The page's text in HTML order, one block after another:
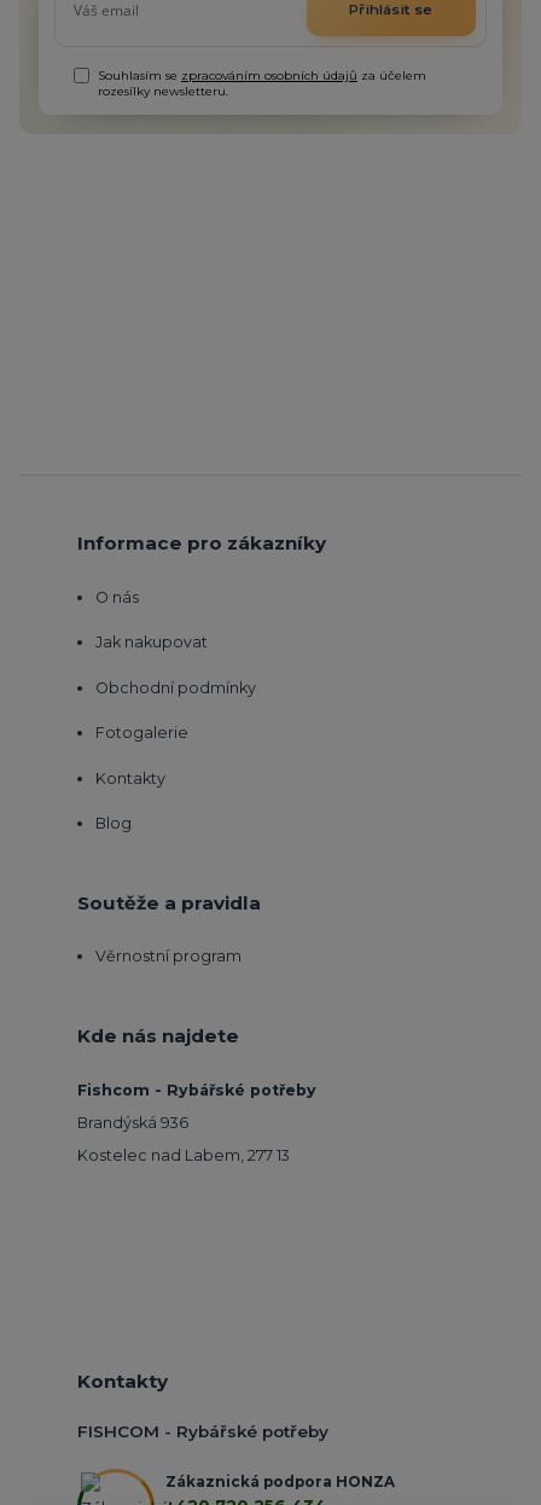
Přihlásit se
Souhlasím se zpracováním osobních údajů za účelem
rozesílky newsletteru.
Informace pro zákazníky
O nás
Jak nakupovat
Obchodní podmínky
Fotogalerie
Kontakty
Blog
Soutěže a pravidla
Věrnostní program
Kde nás najdete
Fishcom - Rybářské potřeby
Brandýská 936
Kostelec nad Labem, 277 13
Kontakty
FISHCOM - Rybářské potřeby
Zákaznická podpora HONZA